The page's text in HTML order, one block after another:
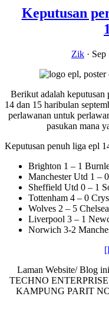
Keputusan
Zik · Sep
Berikut adalah keputusan
14 dan 15 haribulan
perlawanan untuk
pasukan mana
Keputusan penuh liga epl
Brighton 1 – 1
Manchester Utd 1 –
Sheffield Utd 0 – 1
Tottenham 4 – 0
Wolves 2 – 5 Chelsea
Liverpool 3 – 1
Norwich 3-2
Laman Website/ Blog
TECHNO ENTERPRISE
KAMPUNG PARIT